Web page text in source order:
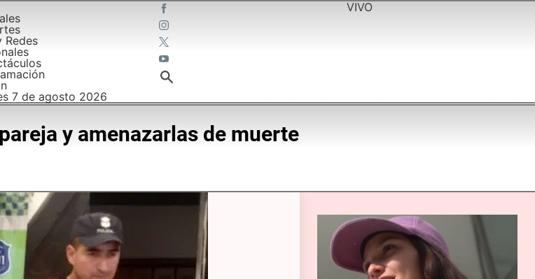
Redes
7 de agosto 2026
VIVO
y amenazarlas de muerte